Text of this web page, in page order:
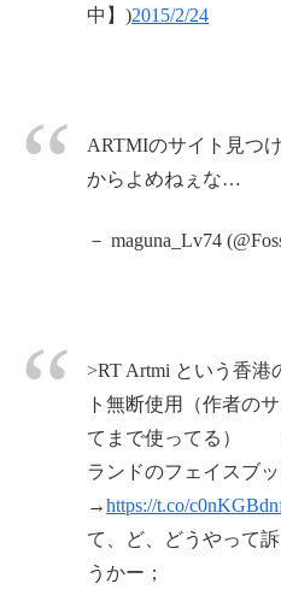
中】)2015/2/24
ARTMIのサイト見つ
からよめねぇな…
－ maguna_Lv74
>RT Artmi という香港
ト無断使用（作者の
てまで使ってる）
ランドのフェイスブ
→https://t.co/
て、ど、どうやって
うかー；